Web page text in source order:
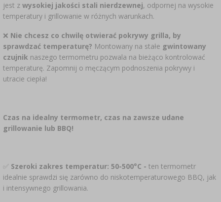
jest z wysokiej jakości stali nierdzewnej, odpornej na wysokie
temperatury i grillowanie w różnych warunkach.
❌ Nie chcesz co chwilę otwierać pokrywy grilla, by
sprawdzać temperaturę? Montowany na stałe gwintowany
czujnik naszego termometru pozwala na bieżąco kontrolować
temperaturę. Zapomnij o męczącym podnoszenia pokrywy i
utracie ciepła!
Czas na idealny termometr, czas na zawsze udane
grillowanie lub BBQ!
✅ Szeroki zakres temperatur: 50-500°C - ten termometr
idealnie sprawdzi się zarówno do niskotemperaturowego BBQ, jak
i intensywnego grillowania.